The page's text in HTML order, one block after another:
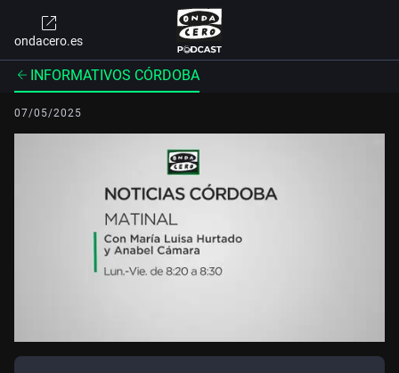
ondacero.es
INFORMATIVOS CÓRDOBA
07/05/2025